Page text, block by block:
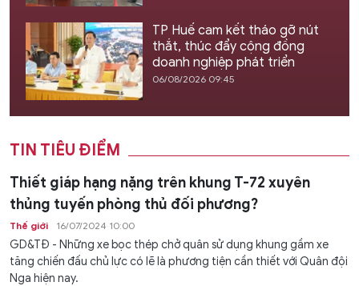
TP Huế cam kết tháo gỡ nút
thắt, thúc đẩy cộng đồng
doanh nghiệp phát triển
06/08/2026 09:45
TIN TIÊU ĐIỂM
Thiết giáp hạng nặng trên khung T-72 xuyên
thủng tuyến phòng thủ đối phương?
Thế giới 16/07/2024 10:00
GD&TĐ - Những xe bọc thép chở quân sử dụng khung gầm xe
tăng chiến đấu chủ lực có lẽ là phương tiện cần thiết với Quân đội
Nga hiện nay.